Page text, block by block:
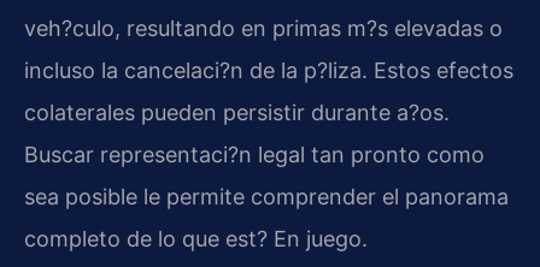
veh?culo, resultando en primas m?s elevadas o
incluso la cancelaci?n de la p?liza. Estos efectos
colaterales pueden persistir durante a?os.
Buscar representaci?n legal tan pronto como
sea posible le permite comprender el panorama
completo de lo que est? En juego.